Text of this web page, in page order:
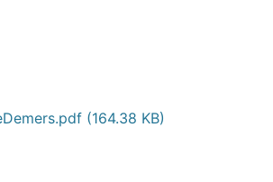
(164.38 KB)